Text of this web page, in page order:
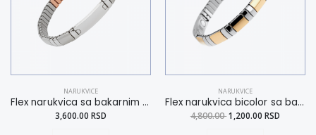
NARUKVICE
Flex narukvica sa bakarnim elementima L
3,600.00 RSD
NARUKVICE
Flex narukvica bicolor sa bakarnim elementima XL
4,800.001,200.00 RSD